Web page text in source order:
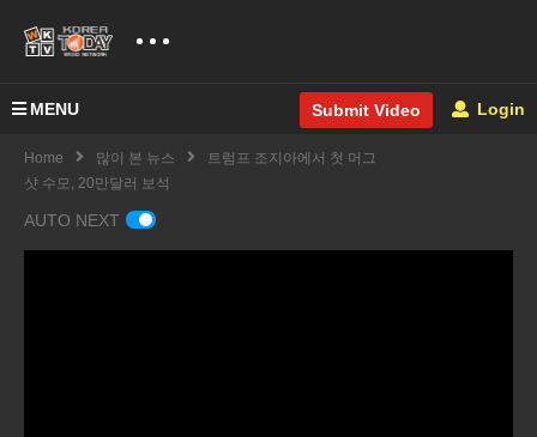
MENU Submit Video Login
Home 많이 본 뉴스
트럼프 조지아에서 첫 머그
샷 수모, 20만달러 보석
AUTO NEXT